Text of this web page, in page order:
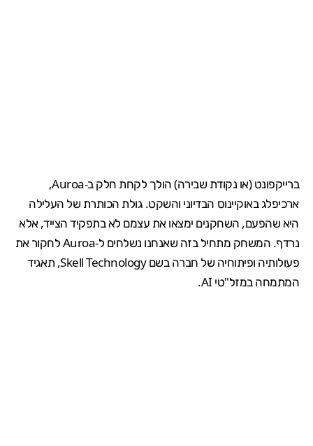
ברייקפונט (או נקודת שבירה) הולך לקחת חלק ב-Auroa,
ארכיפלג באוקיינוס ​​הבדיוני והשקט. גולת הכותרת של העלילה
היא שהפעם, השחקנים ימצאו את עצמם לא בתפקיד הצייד, אלא
נרדף. המשחק מתחיל בזה שאנחנו נשלחים ל-Auroa לחקור את
פעולותיה ופיתוחיה של חברה בשם Skell Technology, תאגיד
המתמחה במזל"טי AI.